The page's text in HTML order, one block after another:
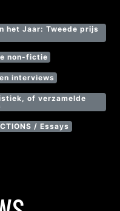
het Jaar: Tweede prijs
non-fictie
interviews
of verzamelde
/ Essays